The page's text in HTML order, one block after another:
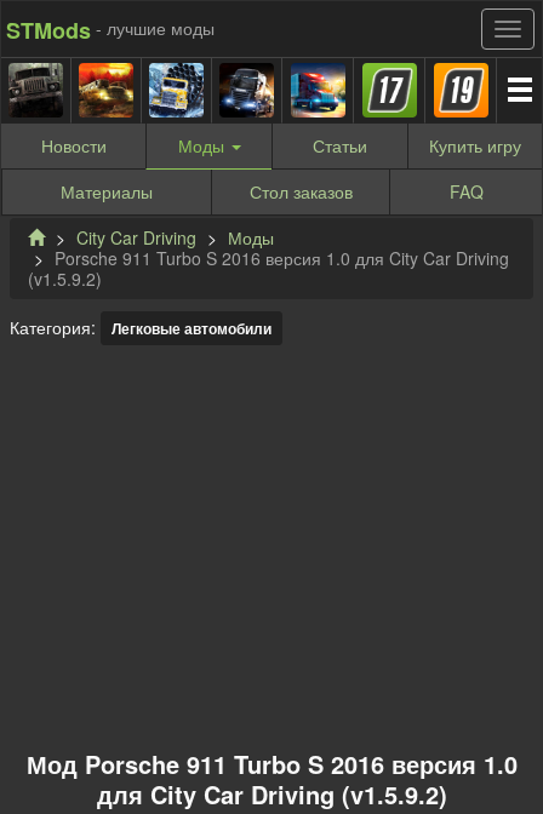
STMods - лучшие моды
Новости Моды Статьи Купить игру
Материалы
Стол заказов
FAQ
City Car Driving
Моды
Porsche 911 Turbo S 2016 версия 1.0 для City Car Driving
(v1.5.9.2)
Категория: Легковые автомобили
Мод Porsche 911 Turbo S 2016 версия 1.0
для City Car Driving (v1.5.9.2)